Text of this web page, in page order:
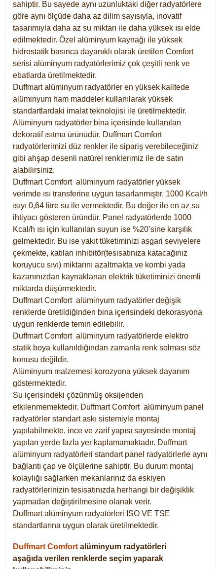
sahiptir. Bu sayede aynı uzunluktaki diğer radyatörlere
göre aynı ölçüde daha az dilim sayısıyla, inovatif
tasarımıyla daha az su miktarı ile daha yüksek ısı elde
edilmektedir. Özel alüminyum kaynağı ile yüksek
hidrostatik basınca dayanıklı olarak üretilen Comfort
serisi alüminyum radyatörlerimiz çok çeşitli renk ve
ebatlarda üretilmektedir.
Duffmart alüminyum radyatörler en yüksek kalitede
alüminyum ham maddeler kullanılarak yüksek
standartlardaki imalat teknolojisi ile üretilmektedir.
Alüminyum radyatörler bina içerisinde kullanılan
dekoratif ısıtma ürünüdür. Duffmart Comfort
radyatörlerimizi düz renkler ile sipariş verebileceğiniz
gibi ahşap desenli natürel renklerimiz ile de satın
alabilirsiniz.
Duffmart Comfort alüminyum radyatörler yüksek
verimde ısı transferine uygun tasarlanmıştır. 1000 Kcal/h
ısıyı 0,64 litre su ile vermektedir. Bu değer ile en az su
ihtiyacı gösteren üründür. Panel radyatörlerde 1000
Kcal/h ısı için kullanılan suyun ise %20’sine karşılık
gelmektedir. Bu ise yakıt tüketiminizi asgari seviyelere
çekmekte, katılan inhibitör(tesisatınıza katacağınız
koruyucu sıvı) miktarını azaltmakta ve kombi yada
kazanınızdan kaynaklanan elektrik tüketiminizi önemli
miktarda düşürmektedir.
Duffmart Comfort alüminyum radyatörler değişik
renklerde üretildiğinden bina içerisindeki dekorasyona
uygun renklerde temin edilebilir.
DuffmartComfort alüminyum radyatörlerde elektro
statik boya kullanıldığından zamanla renk solması söz
konusu değildir.
Alüminyum malzemesi korozyona yüksek dayanım
göstermektedir.
Su içerisindeki çözünmüş oksijenden
etkilenmemektedir. DuffmartComfort alüminyum panel
radyatörler standart askı sistemiyle montaj
yapılabilmekte, ince ve zarif yapısı sayesinde montaj
yapılan yerde fazla yer kaplamamaktadır. Duffmart
alüminyum radyatörleri standart panel radyatörlerle aynı
bağlantı çap ve ölçülerine sahiptir. Bu durum montaj
kolaylığı sağlarken mekanlarınız da eskiyen
radyatörlerinizin tesisatınızda herhangi bir değişiklik
yapmadan değiştirilmesine olanak verir.
Duffmart alüminyum radyatörleri ISO VE TSE
standartlarına uygun olarak üretilmektedir.
Duffmart Comfort alüminyum radyatörleri
aşağıda verilen renklerde seçim yaparak